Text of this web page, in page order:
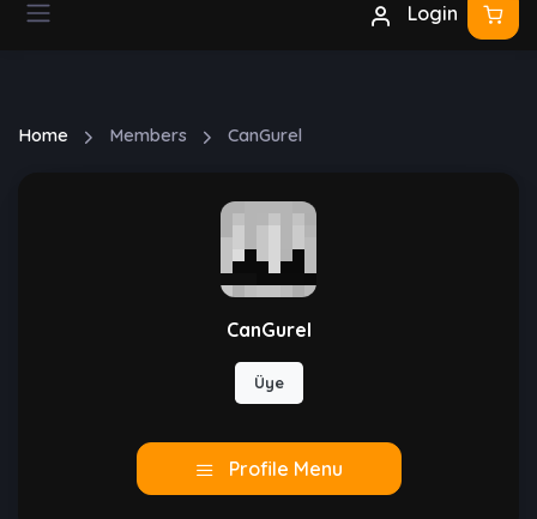
Login
Home Members CanGurel
CanGurel
Üye
Profile Menu